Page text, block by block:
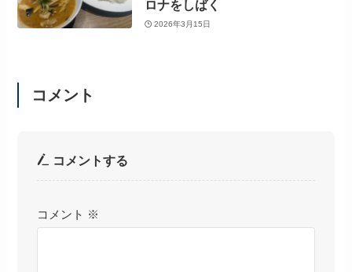
ロナをしばく
2026年3月15日
コメント
コメントする
コメント ※